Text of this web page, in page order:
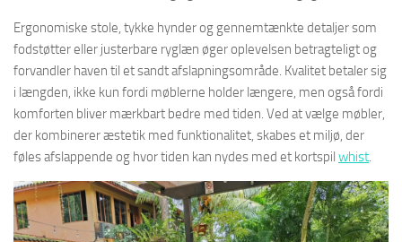
Ergonomiske stole, tykke hynder og gennemtænkte detaljer som
fodstøtter eller justerbare ryglæn øger oplevelsen betragteligt og
forvandler haven til et sandt afslapningsområde. Kvalitet betaler sig
i længden, ikke kun fordi møblerne holder længere, men også fordi
komforten bliver mærkbart bedre med tiden. Ved at vælge møbler,
der kombinerer æstetik med funktionalitet, skabes et miljø, der
føles afslappende og hvor tiden kan nydes med et kortspil whist.